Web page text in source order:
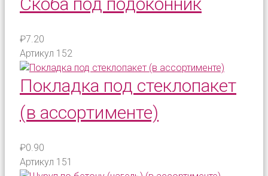
₽7.20
Артикул 152
Покладка под стеклопакет
(в ассортименте)
₽0.90
Артикул 151